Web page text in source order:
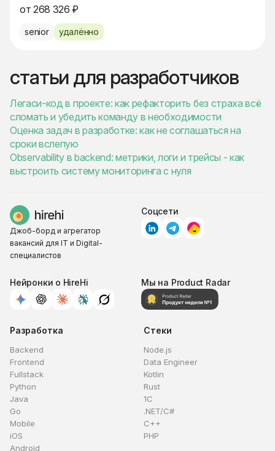
от 268 326 ₽
senior удалённо
статьи для разработчиков
Легаси-код в проекте: как рефакторить без страха всё
сломать и убедить команду в необходимости
Оценка задач в разработке: как не соглашаться на
сроки вслепую
Observability в backend: метрики, логи и трейсы - как
выстроить систему мониторинга с нуля
Джоб-борд и агрегатор
вакансий для IT и Digital-
специалистов
Соцсети
Нейронки о HireHi Мы на Product Radar
Разработка
Backend
Frontend
Fullstack
Python
Java
Go
Mobile
iOS
Android
Стеки
Node.js
Data Engineer
Kotlin
Rust
1C
.NET/C#
C++
PHP